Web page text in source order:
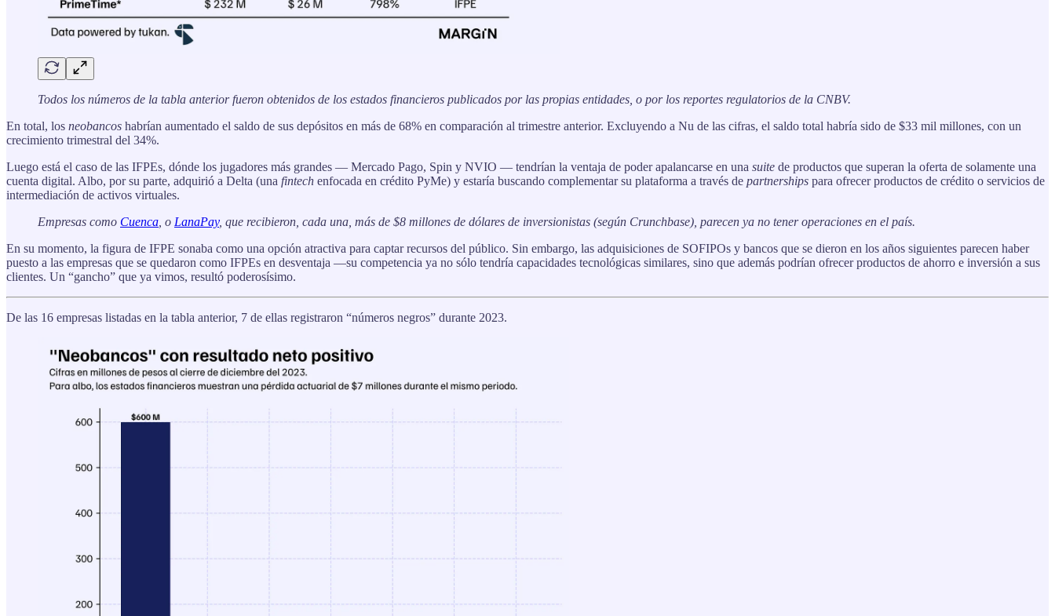
Todos los números de la tabla anterior fueron obtenidos de los estados financieros publicados por las propias entidades, o por los reportes regulatorios de la CNBV.
En total, los neobancos habrían aumentado el saldo de sus depósitos en más de 68% en comparación al trimestre anterior. Excluyendo a Nu de las cifras, el saldo total habría sido de $33 mil millones, con un
crecimiento trimestral del 34%.
Luego está el caso de las IFPEs, dónde los jugadores más grandes — Mercado Pago, Spin y NVIO — tendrían la ventaja de poder apalancarse en una suite de productos que superan la oferta de solamente una
cuenta digital. Albo, por su parte, adquirió a Delta (una fintech enfocada en crédito PyMe) y estaría buscando complementar su plataforma a través de partnerships para ofrecer productos de crédito o servicios de
intermediación de activos virtuales.
Empresas como Cuenca , o LanaPay, que recibieron, cada una, más de $8 millones de dólares de inversionistas (según Crunchbase), parecen ya no tener operaciones en el país.
En su momento, la figura de IFPE sonaba como una opción atractiva para captar recursos del público. Sin embargo, las adquisiciones de SOFIPOs y bancos que se dieron en los años siguientes parecen haber
puesto a las empresas que se quedaron como IFPEs en desventaja —su competencia ya no sólo tendría capacidades tecnológicas similares, sino que además podrían ofrecer productos de ahorro e inversión a sus
clientes. Un “gancho” que ya vimos, resultó poderosísimo.
De las 16 empresas listadas en la tabla anterior, 7 de ellas registraron “números negros” durante 2023.